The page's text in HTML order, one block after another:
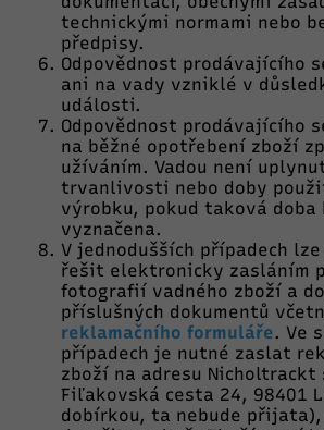
technickými normami nebo
předpisy.
Odpovědnost prodávajícího
ani na vady vzniklé v
události.
Odpovědnost prodávajícího
na běžné opotřebení zboží
užíváním. Vadou není
trvanlivosti nebo doby
výrobku, pokud taková doba
vyznačena.
V jednodušších případech
řešit elektronicky zasláním
fotografií vadného zboží a
příslušných dokumentů
reklamačního formuláře. Ve
případech je nutné zaslat
zboží na adresu Nicholtrackt
Fiľakovská cesta 24, 98401
dobírkou, ta nebude